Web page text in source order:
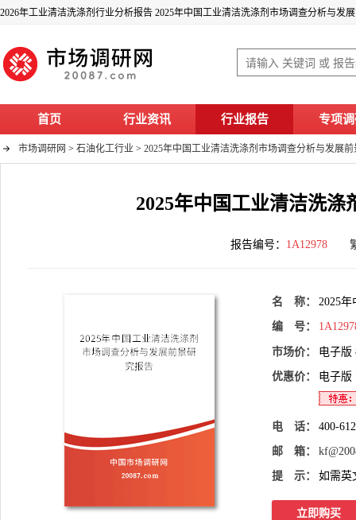
2026年工业清洁洗涤剂行业分析报告 2025年中国工业清洁洗涤剂市场调查分析与发
首页 行业资讯 行业报告 专项
市场调研网 > 石油化工行业 > 2025年中国工业清洁洗涤剂市场调查分析与发展
2025年中国工业清洁洗
报告编号： 1A12978
名 称： 2025
编 号：
市场价： 电子版
优惠价： 电子版
电 话： 400-
邮 箱：
提 示： 如需英
立即购买